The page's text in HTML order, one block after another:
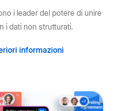
i leader del potere di unire
i dati non strutturati.
informazioni